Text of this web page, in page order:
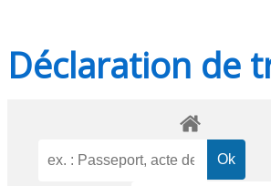
Déclaration de